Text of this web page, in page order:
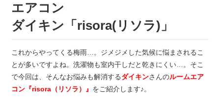
エアコン
ダイキン「risora(リソラ)」
これからやってくる梅雨…。ジメジメした気候に悩まされるこ
とが多いですよね。洗濯物も室内干しだと乾きにくい…。そこ
で今回は、そんなお悩みも解消するダイキンさんのルームエア
コン『risora（リソラ）』 をご紹介します♪。